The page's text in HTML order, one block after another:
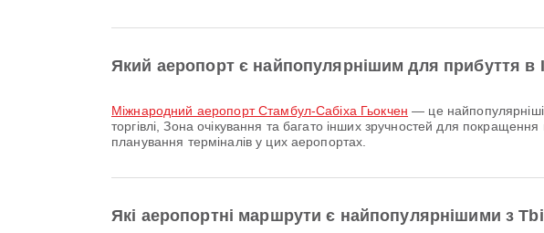
Який аеропорт є найпопулярнішим для прибуття в
Міжнародний аеропорт Стамбул-Сабіха Гьокчен — це
торгівлі, Зона очікування та багато інших зручностей для
планування терміналів у цих аеропортах.
Які аеропортні маршрути є найпопулярнішими з